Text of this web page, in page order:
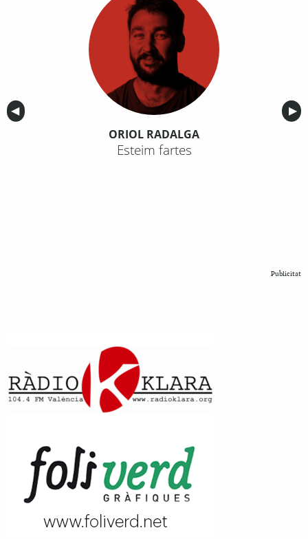
Anterior
◀︎ ▶︎
ORIOL RADALGA
Esteim fartes
Publicitat